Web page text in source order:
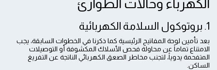
الكهرباء وحالات الطوارئ
1. بروتوكول السلامة الكهربائية
بعد تأمين لوحة المفاتيح الرئيسية كما ذكرنا في الخطوات السابقة، يجب
الامتناع تماماً عن محاولة فحص الأسلاك المكشوفة أو التوصيلات
المتفحمة يدوياً، لتجنب مخاطر الصعق الكهربائي الناتجة عن التفريغ
الساكن.